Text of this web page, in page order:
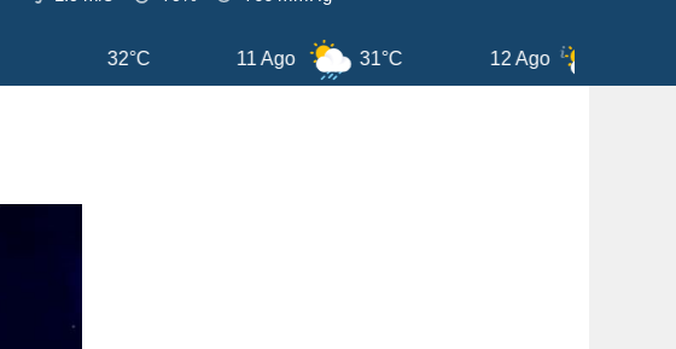
11 Ago 31°C 12 Ago 29°C